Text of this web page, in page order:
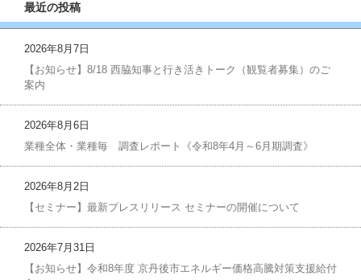
最近の投稿
2026年8月7日
【お知らせ】8/18 西脇知事と行き活きトーク（観覧者募集）のご
案内
2026年8月6日
業種全体・業種毎 調査レポート《令和8年4月～6月期調査》
2026年8月2日
【セミナー】最新プレスリリース セミナーの開催について
2026年7月31日
【お知らせ】令和8年度 京丹後市エネルギー価格高騰対策支援給付